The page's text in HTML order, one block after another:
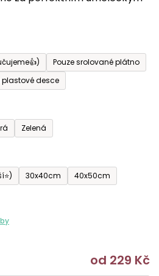
Pouze srolované plátno
plastové desce
Zelená
30x40cm
40x50cm
od 229 Kč